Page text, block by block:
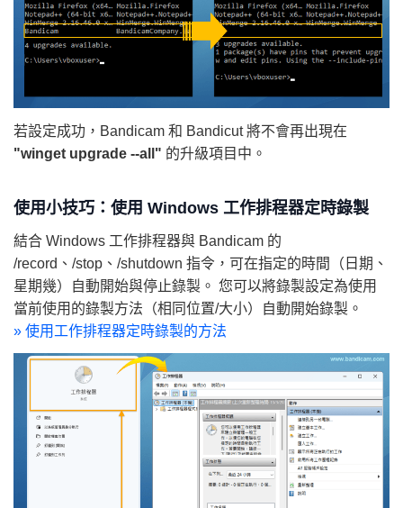
若設定成功，Bandicam 和 Bandicut 將不會再出現在
"winget upgrade --all" 的升級項目中。
使用小技巧：使用 Windows 工作排程器定時錄製
結合 Windows 工作排程器與 Bandicam 的
/record、/stop、/shutdown 指令，可在指定的時間（日期、
星期幾）自動開始與停止錄製。 您可以將錄製設定為使用
當前使用的錄製方法（相同位置/大小）自動開始錄製。
» 使用工作排程器定時錄製的方法